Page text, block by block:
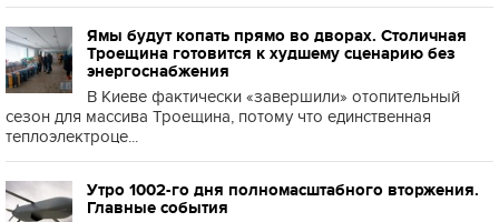
Ямы будут копать прямо во дворах. Столичная
Троещина готовится к худшему сценарию без
энергоснабжения
В Киеве фактически «завершили» отопительный
сезон для массива Троещина, потому что единственная
теплоэлектроце...
Утро 1002-го дня полномасштабного вторжения.
Главные события